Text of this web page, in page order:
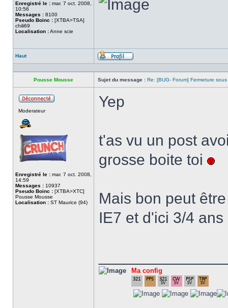
Enregistré le : mar. 7 oct. 2008,
10:56
Messages : 8100
Pseudo Boinc : [XTBA>TSA]
chili69
Localisation :Anne scie
Haut
Profil
Pousse Mousse Sujet du message : Re: [BUG- Forum] Fermeture
Moderateur
Enregistré le : mar. 7 oct. 2008,
14:59
Messages : 10937
Pseudo Boinc : [XTBA>XTC]
Pousse Mousse
Localisation : ST Maurice (94)
Yep
t'as vu un post
grosse boite toi
Mais bon peut
IE7 et d'ici 3/4
Ma config